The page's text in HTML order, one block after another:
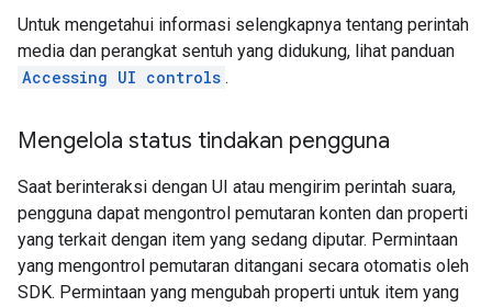
Untuk mengetahui informasi selengkapnya tentang perintah
media dan perangkat sentuh yang didukung, lihat panduan
Accessing UI controls .
Mengelola status tindakan pengguna
Saat berinteraksi dengan UI atau mengirim perintah suara,
pengguna dapat mengontrol pemutaran konten dan properti
yang terkait dengan item yang sedang diputar. Permintaan
yang mengontrol pemutaran ditangani secara otomatis oleh
SDK. Permintaan yang mengubah properti untuk item yang